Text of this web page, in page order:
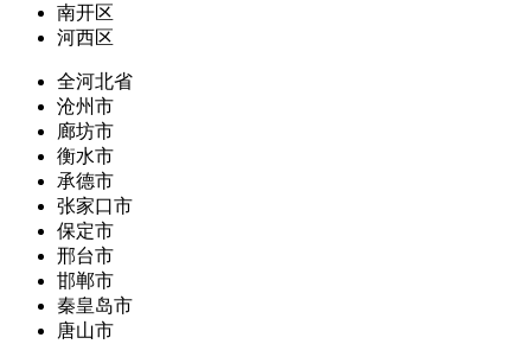
南开区
河西区
全河北省
沧州市
廊坊市
衡水市
承德市
张家口市
保定市
邢台市
邯郸市
秦皇岛市
唐山市